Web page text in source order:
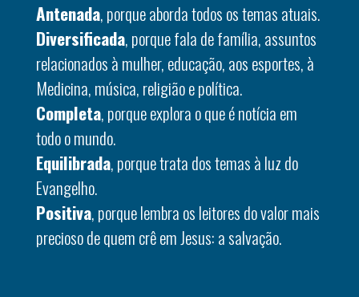
Antenada, porque aborda todos os temas atuais.
Diversificada, porque fala de família, assuntos
relacionados à mulher, educação, aos esportes, à
Medicina, música, religião e política.
Completa, porque explora o que é notícia em
todo o mundo.
Equilibrada, porque trata dos temas à luz do
Evangelho.
Positiva, porque lembra os leitores do valor mais
precioso de quem crê em Jesus: a salvação.